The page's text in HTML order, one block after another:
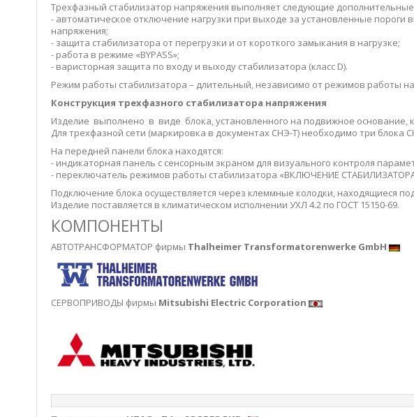
Трехфазный стабилизатор напряжения выполняет следующие
- автоматическое отключение нагрузки при выходе за установленные
напряжения;
- защита стабилизатора от перегрузки и от короткого замыкания в нагрузке;
- работа в режиме «BYPASS»;
- варисторная защита по входу и выходу стабилизатора (класс D).
Режим работы стабилизатора – длительный, независимо от режимов работы
Конструкция трехфазного стабилизатора напряжения
Изделие выполнено в виде блока, установленного на подвижное
Для трехфазной сети (маркировка в документах СНЭ-Т) необходимо три
На передней панели блока находятся:
- индикаторная панель с сенсорным экраном для визуального контроля
- переключатель режимов работы стабилизатора «ВКЛЮЧЕНИЕ
Подключение блока осуществляется через клеммные колодки, находящиеся
Изделие поставляется в климатическом исполнении УХЛ 4.2 по ГОСТ 15150-69.
КОМПОНЕНТЫ
АВТОТРАНСФОРМАТОР фирмы Thalheimer Transformatorenwerke GmbH
СЕРВОПРИВОДЫ фирмы Mitsubishi Electric Corporation